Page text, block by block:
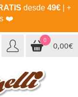
desde 49€| +
❤️
0
0,00€